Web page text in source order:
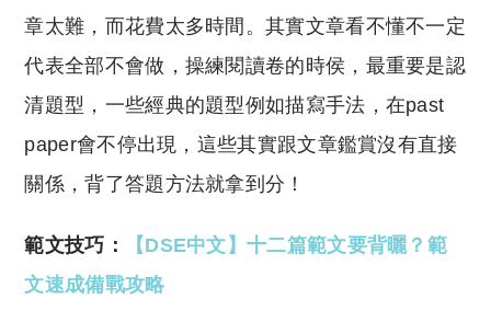
章太難，而花費太多時間。其實文章看不懂不一定
代表全部不會做，操練閱讀卷的時侯，最重要是認
清題型，一些經典的題型例如描寫手法，在past
paper會不停出現，這些其實跟文章鑑賞沒有直接
關係，背了答題方法就拿到分！
範文技巧：
【DSE中文】十二篇範文要背曬？範
文速成備戰攻略